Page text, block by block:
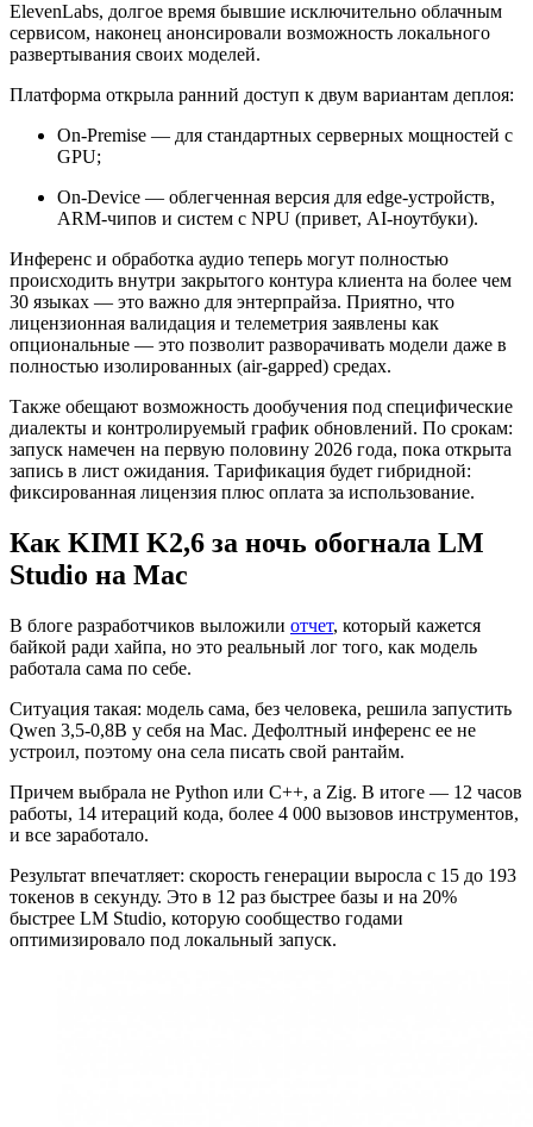
ElevenLabs, долгое время бывшие исключительно облачным
сервисом, наконец анонсировали возможность локального
развертывания своих моделей.
Платформа открыла ранний доступ к двум вариантам деплоя:
On-Premise — для стандартных серверных мощностей с
GPU;
On-Device — облегченная версия для edge-устройств,
ARM-чипов и систем с NPU (привет, AI-ноутбуки).
Инференс и обработка аудио теперь могут полностью
происходить внутри закрытого контура клиента на более чем
30 языках — это важно для энтерпрайза. Приятно, что
лицензионная валидация и телеметрия заявлены как
опциональные — это позволит разворачивать модели даже в
полностью изолированных (air-gapped) средах.
Также обещают возможность дообучения под специфические
диалекты и контролируемый график обновлений. По срокам:
запуск намечен на первую половину 2026 года, пока открыта
запись в лист ожидания. Тарификация будет гибридной:
фиксированная лицензия плюс оплата за использование.
Как KIMI K2,6 за ночь обогнала LM
Studio на Mac
В блоге разработчиков выложили отчет, который кажется
байкой ради хайпа, но это реальный лог того, как модель
работала сама по себе.
Ситуация такая: модель сама, без человека, решила запустить
Qwen 3,5-0,8B у себя на Mac. Дефолтный инференс ее не
устроил, поэтому она села писать свой рантайм.
Причем выбрала не Python или C++, а Zig. В итоге — 12 часов
работы, 14 итераций кода, более 4 000 вызовов инструментов,
и все заработало.
Результат впечатляет: скорость генерации выросла с 15 до 193
токенов в секунду. Это в 12 раз быстрее базы и на 20%
быстрее LM Studio, которую сообщество годами
оптимизировало под локальный запуск.